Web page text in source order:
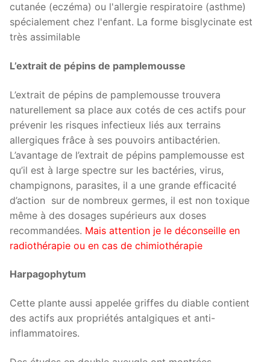
cutanée (eczéma) ou l'allergie respiratoire (asthme)
spécialement chez l'enfant. La forme bisglycinate est
très assimilable
L’extrait de pépins de pamplemousse
L’extrait de pépins de pamplemousse trouvera
naturellement sa place aux cotés de ces actifs pour
prévenir les risques infectieux liés aux terrains
allergiques frâce à ses pouvoirs antibactérien.
L’avantage de l’extrait de pépins pamplemousse est
qu’il est à large spectre sur les bactéries, virus,
champignons, parasites, il a une grande efficacité
d’action sur de nombreux germes, il est non toxique
même à des dosages supérieurs aux doses
recommandées. Mais attention je le déconseille en
radiothérapie ou en cas de chimiothérapie
Harpagophytum
Cette plante aussi appelée griffes du diable contient
des actifs aux propriétés antalgiques et anti-
inflammatoires.